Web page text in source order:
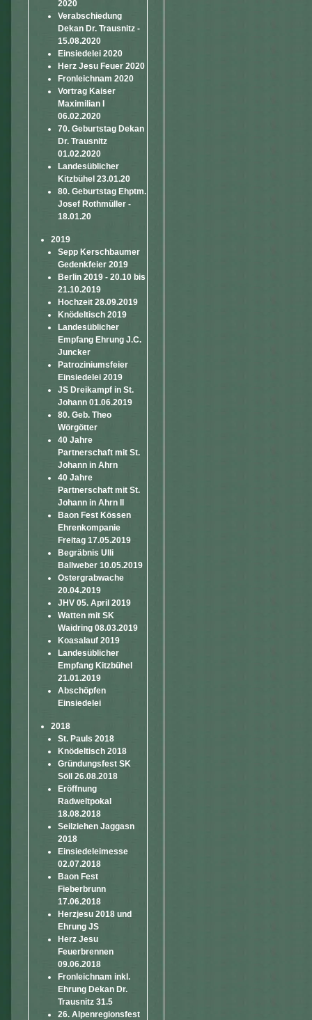
2020
Verabschiedung
Dekan Dr. Trausnitz -
15.08.2020
Einsiedelei 2020
Herz Jesu Feuer 2020
Fronleichnam 2020
Vortrag Kaiser
Maximilian I
06.02.2020
70. Geburtstag Dekan
Dr. Trausnitz
01.02.2020
Landesüblicher
Kitzbühel 23.01.20
80. Geburtstag Ehptm.
Josef Rothmüller -
18.01.20
2019
Sepp Kerschbaumer
Gedenkfeier 2019
Berlin 2019 - 20.10 bis
21.10.2019
Hochzeit 28.09.2019
Knödeltisch 2019
Landesüblicher
Empfang Ehrung J.C.
Juncker
Patroziniumsfeier
Einsiedelei 2019
JS Dreikampf in St.
Johann 01.06.2019
80. Geb. Theo
Wörgötter
40 Jahre
Partnerschaft mit St.
Johann in Ahrn
40 Jahre
Partnerschaft mit St.
Johann in Ahrn II
Baon Fest Kössen
Ehrenkompanie
Freitag 17.05.2019
Begräbnis Ulli
Ballweber 10.05.2019
Ostergrabwache
20.04.2019
JHV 05. April 2019
Watten mit SK
Waidring 08.03.2019
Koasalauf 2019
Landesüblicher
Empfang Kitzbühel
21.01.2019
Abschöpfen
Einsiedelei
2018
St. Pauls 2018
Knödeltisch 2018
Gründungsfest SK
Söll 26.08.2018
Eröffnung
Radweltpokal
18.08.2018
Seilziehen Jaggasn
2018
Einsiedeleimesse
02.07.2018
Baon Fest
Fieberbrunn
17.06.2018
Herzjesu 2018 und
Ehrung JS
Herz Jesu
Feuerbrennen
09.06.2018
Fronleichnam inkl.
Ehrung Dekan Dr.
Trausnitz 31.5
26. Alpenregionsfest